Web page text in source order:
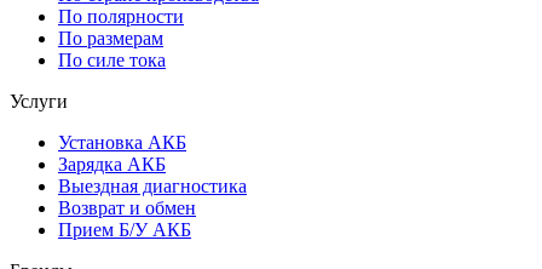
По полярности
По размерам
По силе тока
Услуги
Установка АКБ
Зарядка АКБ
Выездная диагностика
Возврат и обмен
Прием Б/У АКБ